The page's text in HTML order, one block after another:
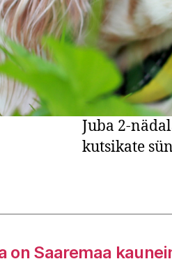
Juba 2-
kutsikate
on Saaremaa